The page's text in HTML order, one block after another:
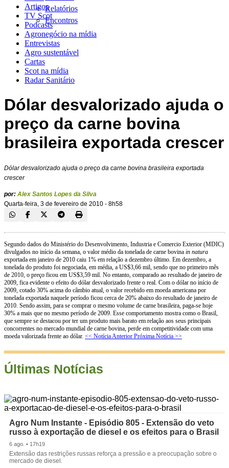
Relatórios
Encontros
Artigos
TV Scot
Podcasts
Agronegócio na mídia
Entrevistas
Agro sustentável
Cartas
Scot na mídia
Radar Sanitário
Dólar desvalorizado ajuda o
preço da carne bovina
brasileira exportada crescer
Dólar desvalorizado ajuda o preço da carne bovina brasileira exportada
crescer
por: Alex Santos Lopes da Silva
Quarta-feira, 3 de fevereiro de 2010 - 8h58
Segundo dados do Ministério do Desenvolvimento, Industria e Comercio Exterior (MDIC)
divulgados no início da semana, o valor médio da tonelada de carne bovina in natura
exportada em janeiro de 2010 caiu 1% em relação a dezembro último. Em dezembro, a
tonelada do produto foi negociada, em média, a US$3,66 mil, sendo que no primeiro mês
de 2010, o preço ficou em US$3,59 mil. No entanto, comparado ao resultado de janeiro de
2009, fica evidente o efeito do dólar desvalorizado frente o real. Com o dólar no início de
2009, cotado 30% acima do câmbio atual, o valor recebido em moeda americana por
tonelada exportada naquele período ficou cerca de 20% abaixo do resultado de janeiro de
2010. Sendo assim, para se comprar o mesmo volume de carne brasileira, paga-se hoje
30% a mais que no mesmo período de 2009. Esse comportamento mostra como o Brasil,
que sempre se destacou por ter um produto mais barato em relação aos seus principais
concorrentes no mercado mundial de carne bovina, perde em competitividade com uma
moeda valorizada frente ao dólar. << Notícia Anterior Próxima Notícia >>
Últimas Notícias
Agro Num Instante - Episódio 805 - Extensão do veto
russo à exportação de diesel e os efeitos para o Brasil
6 ago. • 17h19
Extensão das restrições russas reforça a pressão e a preocupação sobre o
mercado de diesel.